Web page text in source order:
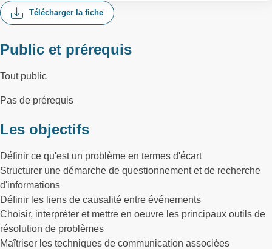
Télécharger la fiche
Public et prérequis
Tout public
Pas de prérequis
Les objectifs
Définir ce qu'est un problème en termes d'écart
Structurer une démarche de questionnement et de recherche
d'informations
Définir les liens de causalité entre événements
Choisir, interpréter et mettre en oeuvre les principaux outils de
résolution de problèmes
Maîtriser les techniques de communication associées